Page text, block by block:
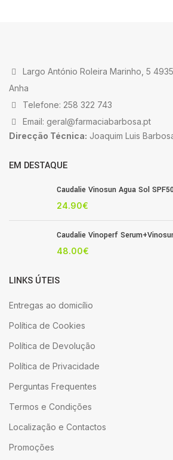
Largo António Roleira Marinho, 5
Anha
Telefone: 258 322 743
Email: geral@farmaciabarbosa.pt
Direcção Técnica: Joaquim Luis
EM DESTAQUE
Caudalie Vinosun Agua Sol
24.90€
Caudalie Vinoperf
48.00€
LINKS ÚTEIS
Entregas ao domicílio
Política de Cookies
Política de Devolução
Política de Privacidade
Perguntas Frequentes
Termos e Condições
Localização e Contactos
Promoções